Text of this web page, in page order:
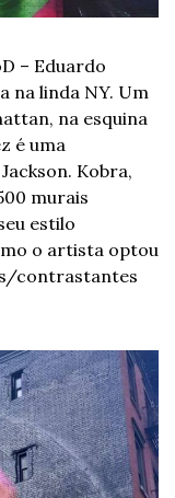
– Eduardo
na linda NY. Um
na esquina
é uma
Kobra,
murais
estilo
o artista optou
contrastantes